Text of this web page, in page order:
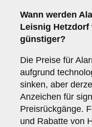
Wann werden
Leisnig Hetzdorf
günstiger?
Die Preise für
aufgrund
sinken, aber
Anzeichen für
Preisrückgänge.
und Rabatte von